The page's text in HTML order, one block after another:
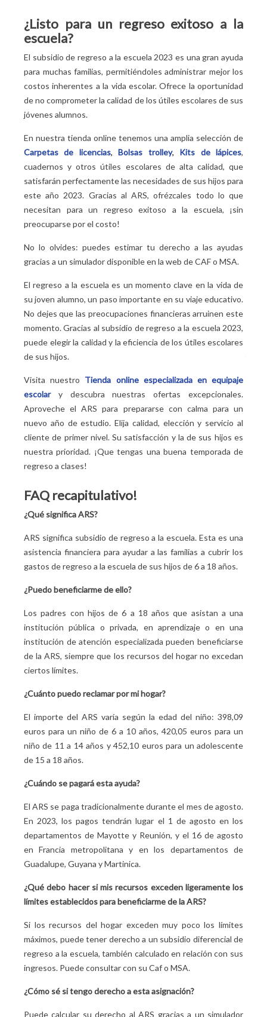
¿Listo para un regreso exitoso a la
escuela?
El subsidio de regreso a la escuela 2023 es una gran ayuda
para muchas familias, permitiéndoles administrar mejor los
costos inherentes a la vida escolar. Ofrece la oportunidad
de no comprometer la calidad de los útiles escolares de sus
jóvenes alumnos.
En nuestra tienda online tenemos una amplia selección de
Carpetas de licencias, Bolsas trolley, Kits de lápices,
cuadernos y otros útiles escolares de alta calidad, que
satisfarán perfectamente las necesidades de sus hijos para
este año 2023. Gracias al ARS, ofrézcales todo lo que
necesitan para un regreso exitoso a la escuela, ¡sin
preocuparse por el costo!
No lo olvides: puedes estimar tu derecho a las ayudas
gracias a un simulador disponible en la web de CAF o MSA.
El regreso a la escuela es un momento clave en la vida de
su joven alumno, un paso importante en su viaje educativo.
No dejes que las preocupaciones financieras arruinen este
momento. Gracias al subsidio de regreso a la escuela 2023,
puede elegir la calidad y la eficiencia de los útiles escolares
de sus hijos.
Visita nuestro Tienda online especializada en equipaje
escolar
y descubra nuestras ofertas excepcionales.
Aproveche el ARS para prepararse con calma para un
nuevo año de estudio. Elija calidad, elección y servicio al
cliente de primer nivel. Su satisfacción y la de sus hijos es
nuestra prioridad. ¡Que tengas una buena temporada de
regreso a clases!
FAQ recapitulativo!
¿Qué significa ARS?
ARS significa subsidio de regreso a la escuela. Esta es una
asistencia financiera para ayudar a las familias a cubrir los
gastos de regreso a la escuela de sus hijos de 6 a 18 años.
¿Puedo beneficiarme de ello?
Los padres con hijos de 6 a 18 años que asistan a una
institución pública o privada, en aprendizaje o en una
institución de atención especializada pueden beneficiarse
de la ARS, siempre que los recursos del hogar no excedan
ciertos límites.
¿Cuánto puedo reclamar por mi hogar?
El importe del ARS varía según la edad del niño: 398,09
euros para un niño de 6 a 10 años, 420,05 euros para un
niño de 11 a 14 años y 452,10 euros para un adolescente
de 15 a 18 años.
¿Cuándo se pagará esta ayuda?
El ARS se paga tradicionalmente durante el mes de agosto.
En 2023, los pagos tendrán lugar el 1 de agosto en los
departamentos de Mayotte y Reunión, y el 16 de agosto
en Francia metropolitana y en los departamentos de
Guadalupe, Guyana y Martinica.
¿Qué debo hacer si mis recursos exceden ligeramente los
límites establecidos para beneficiarme de la ARS?
Si los recursos del hogar exceden muy poco los límites
máximos, puede tener derecho a un subsidio diferencial de
regreso a la escuela, también calculado en relación con sus
ingresos. Puede consultar con su Caf o MSA.
¿Cómo sé si tengo derecho a esta asignación?
Puede calcular su derecho al ARS gracias a un simulador